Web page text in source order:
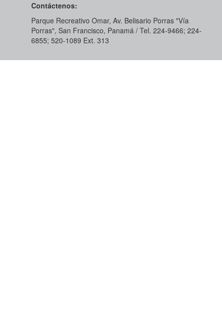
Contáctenos:
Parque Recreativo Omar, Av. Belisario Porras "Vía
Porras", San Francisco, Panamá / Tel. 224-9466; 224-
6855; 520-1089​ Ext. 313